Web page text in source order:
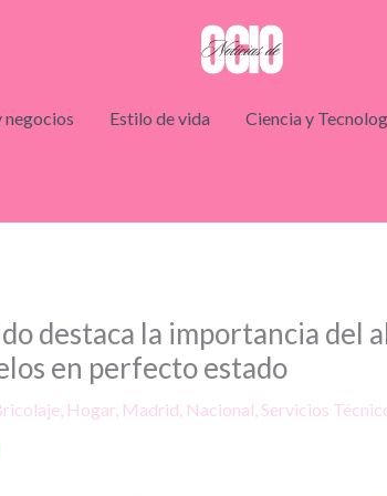
negocios Estilo de vida Ciencia y
destaca la importancia del
en perfecto estado
, Hogar, Madrid, Nacional,Servicios